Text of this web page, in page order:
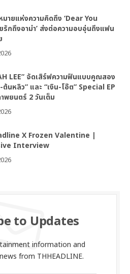
มายแห่งความคิดถึง ‘Dear You
รักถึงอาม่า’ ส่งต่อความอบอุ่นถึงแฟน
LEE” จัดเสิร์ฟความฟินแบบคูณสอง
ต้นหลิว” และ “เงิน-โอ๊ต” Special EP
พยนตร์ 2 วันเต็ม
X Frozen Valentine |
Interview
to Updates
information and
from THHEADLINE.